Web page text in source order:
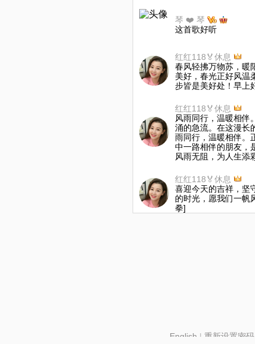
琴 ❤️ 琴
这首歌好听
红红118🏅休息
春风轻拂万物苏，暖
美好，春光正好风温
步皆是美好处！早上
红红118🏅休息
风雨同行，温暖相伴
涌的急流。在这漫长
雨同行，温暖相伴。
中一路相伴的朋友，
风雨无阻，为人生添
红红118🏅休息
喜迎今天的吉祥，坚
的时光，愿我们一帆
拳]
English | 重新设置密码